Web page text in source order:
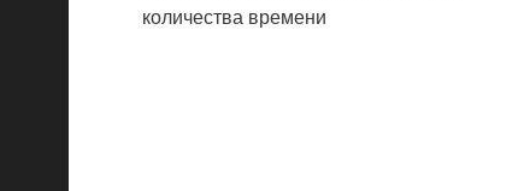
количества времени